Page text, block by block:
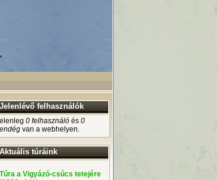
Jelenlévő felhasználók
0 felhasználó és 0
van a webhelyen.
Aktuális túráink
Túra a Vigyázó-csúcs tetejére